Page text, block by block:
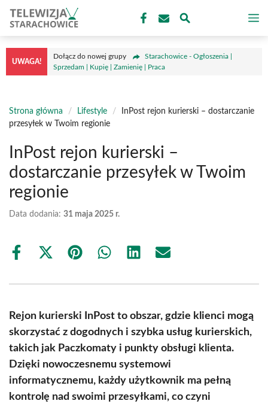
treści
UWAGA!
Dołącz do nowej grupy
Starachowice - Ogłoszenia |
Sprzedam | Kupię | Zamienię | Praca
Strona główna / Lifestyle /
InPost rejon kurierski – dostarczanie
przesyłek w Twoim regionie
InPost rejon kurierski –
dostarczanie przesyłek w Twoim
regionie
Data dodania: 31 maja 2025 r.
Share
Share
(Twitter)
Share Share Share Share
Rejon kurierski InPost to obszar, gdzie klienci mogą
skorzystać z dogodnych i szybka usług kurierskich,
takich jak Paczkomaty i punkty obsługi klienta.
Dzięki nowoczesnemu systemowi
informatycznemu, każdy użytkownik ma pełną
kontrolę nad swoimi przesyłkami, co czyni